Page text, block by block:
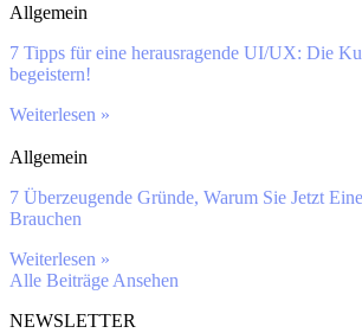
Allgemein
7 Tipps für eine herausragende UI/UX: Die
begeistern!
Weiterlesen »
Allgemein
7 Überzeugende Gründe, Warum Sie Jetzt
Brauchen
Weiterlesen »
Alle Beiträge Ansehen
NEWSLETTER